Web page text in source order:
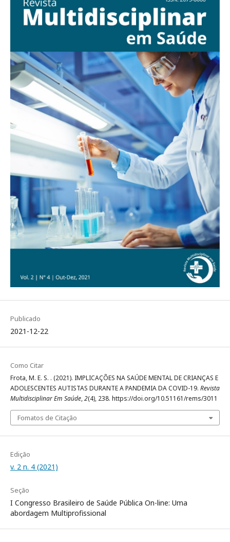
Publicado
2021-12-22
Como Citar
Frota, M. E. S. . (2021). IMPLICAÇÕES NA SAÚDE MENTAL DE CRIANÇAS E
ADOLESCENTES AUTISTAS DURANTE A PANDEMIA DA COVID-19. Revista
Multidisciplinar Em Saúde,2(4), 238. https://doi.org/10.51161/rems/3011
Fomatos de Citação
Edição
v. 2 n. 4 (2021)
Seção
I Congresso Brasileiro de Saúde Pública On-line: Uma
abordagem Multiprofissional